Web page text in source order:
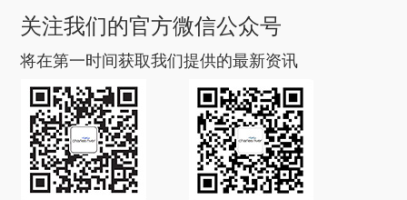
关注我们的官方微信公众号
将在第一时间获取我们提供的最新资讯